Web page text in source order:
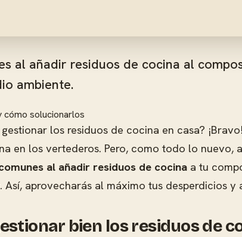
al añadir residuos de cocina al
ambiente.
cómo solucionarlos
los residuos de cocina en casa?
en los vertederos. Pero, como todo lo nuevo,
al añadir residuos de cocina a tu
aprovecharás al máximo tus desperdicios
bien los residuos de